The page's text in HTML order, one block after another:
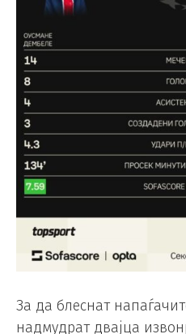
За да блеснат
надмудрат двајца